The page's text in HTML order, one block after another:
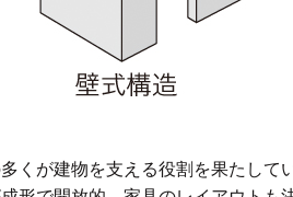
くが建物を支える役割を果たし